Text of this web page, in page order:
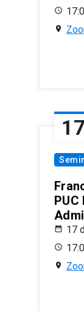
17
PUC
17